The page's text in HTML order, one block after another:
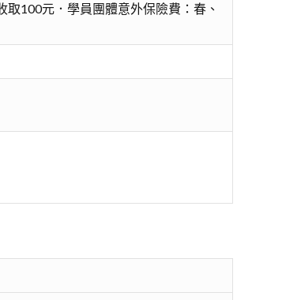
100元．學員團體意外保險費：春、